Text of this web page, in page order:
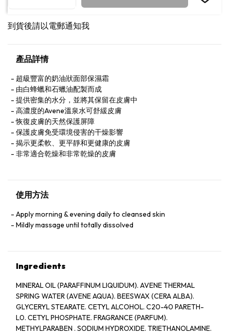
到貨後請以電郵通知我
產品詳情
超級豐富的奶油狀面部保濕霜
由白蜂蠟和石蠟油配製而成
提供密集的水分，並將其保留在皮膚中
高濃度的Avene溫泉水可舒緩皮膚
恢復皮膚的天然保護屏障
保護皮膚免受環境侵害的干燥影響
揭示更柔軟、更平靜和更健康的皮膚
非常適合乾燥和非常乾燥的皮膚
使用方法
Apply morning & evening daily to cleansed skin
Mildly massage until totally dissolved
Ingredients
MINERAL OIL (PARAFFINUM LIQUIDUM). AVENE THERMAL
SPRING WATER (AVENE AQUA). BEESWAX (CERA ALBA).
GLYCERYL STEARATE. CETYL ALCOHOL. C20-40 PARETH-
L0. CETYL PHOSPHATE. FRAGRANCE (PARFUM).
METHYLPARABEN . SODIUM HYDROXIDE. TRIETHANOLAMINE.